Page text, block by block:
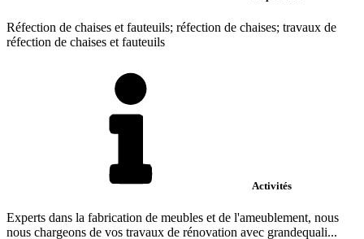
Réfection de chaises et fauteuils; réfection de chaises; travaux de
réfection de chaises et fauteuils
Activités
Experts dans la fabrication de meubles et de l'ameublement, nous
nous chargeons de vos travaux de rénovation avec grandequali...